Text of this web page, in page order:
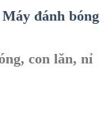
Máy đánh bóng
con lăn, nỉ